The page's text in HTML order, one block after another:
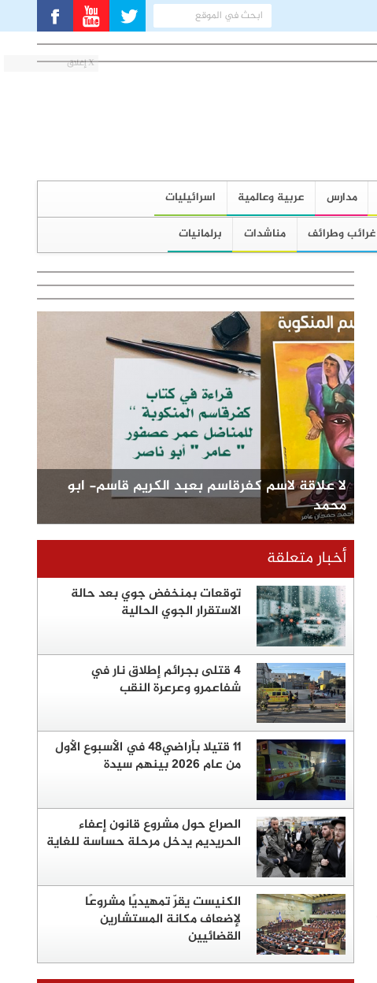
X إغلاق
مدارس عربية وعالمية
اسرائيليات
غرائب وطرائف مناشدات برلمانيات
لا علاقة لاسم كفرقاسم بعبد الكريم قاسم- ابو
محمد
أخبار متعلقة
توقعات بمنخفض جوي بعد حالة
الاستقرار الجوي الحالية
4 قتلى بجرائم إطلاق نار في
شفاعمرو وعرعرة النقب
11 قتيلا بأراضي48 في الأسبوع الأول
من عام 2026 بينهم سيدة
الصراع حول مشروع قانون إعفاء
الحريديم يدخل مرحلة حساسة للغاية
الكنيست يقرّ تمهيديًا مشروعًا
لإضعاف مكانة المستشارين
القضائيين